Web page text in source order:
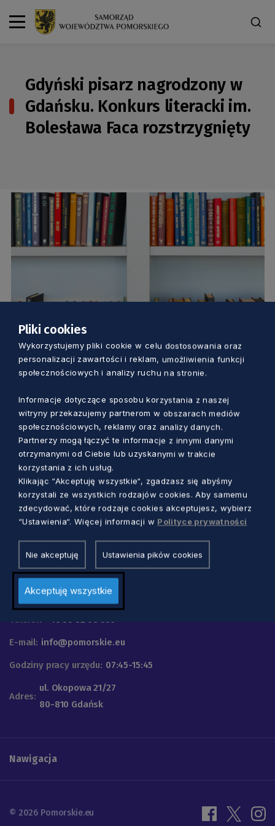
Gdyński pisarz nagrodzony w
Gdańsku. Konkurs literacki im.
Bolesława Faca rozstrzygnięty
KULTURA
Gdyński pisarz nagrodzony w Gdańsku.
rozstrzygnięty
5 lat temu
Urząd Marszałkowski
Województwa Pomorskiego
Telefon +48 58 32 68 555
E-mail: info@pomorskie.eu
Godziny pracy urzędu: 07:45-15:45
Adres:
ul. Okopowa 21/27
80-810 Gdańsk
Nawigacja
© 2026 Pomorskie.eu
Pliki cookies
Wykorzystujemy pliki cookie w celu dostosowania oraz
personalizacji zawartości i reklam, umożliwienia funkcji
społecznościowych i analizy ruchu na stronie.
Informacje dotyczące sposobu korzystania z naszej
witryny przekazujemy partnerom w obszarach mediów
społecznościowych, reklamy oraz analizy danych.
Partnerzy mogą łączyć te informacje z innymi danymi
otrzymanymi od Ciebie lub uzyskanymi w trakcie
korzystania z ich usług.
Klikając “Akceptuję wszystkie“, zgadzasz się abyśmy
korzystali ze wszystkich rodzajów cookies. Aby samemu
zdecydować, które rodzaje cookies akceptujesz, wybierz
“Ustawienia“. Więcej informacji w Polityce prywatności
Nie akceptuję Ustawienia pików cookies
Akceptuję wszystkie